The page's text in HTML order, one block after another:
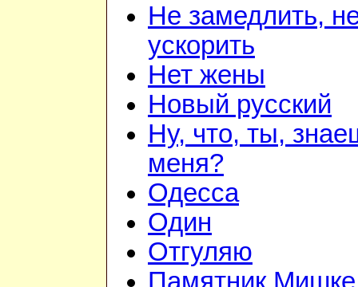
Не замедлить,
ускорить
Нет жены
Новый русский
Ну, что, ты,
меня?
Одесса
Один
Отгуляю